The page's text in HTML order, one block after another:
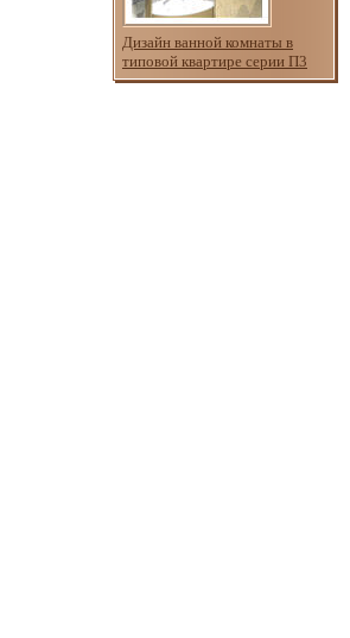
Дизайн ванной комнаты в
типовой квартире серии П3